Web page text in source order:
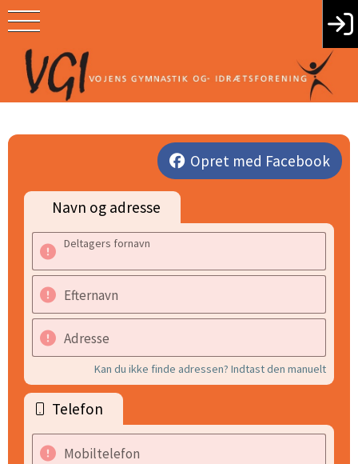
Opret med Facebook
Navn og adresse
Deltagers fornavn
Efternavn
Adresse
Kan du ikke finde adressen? Indtast den manuelt
Telefon
Mobiltelefon